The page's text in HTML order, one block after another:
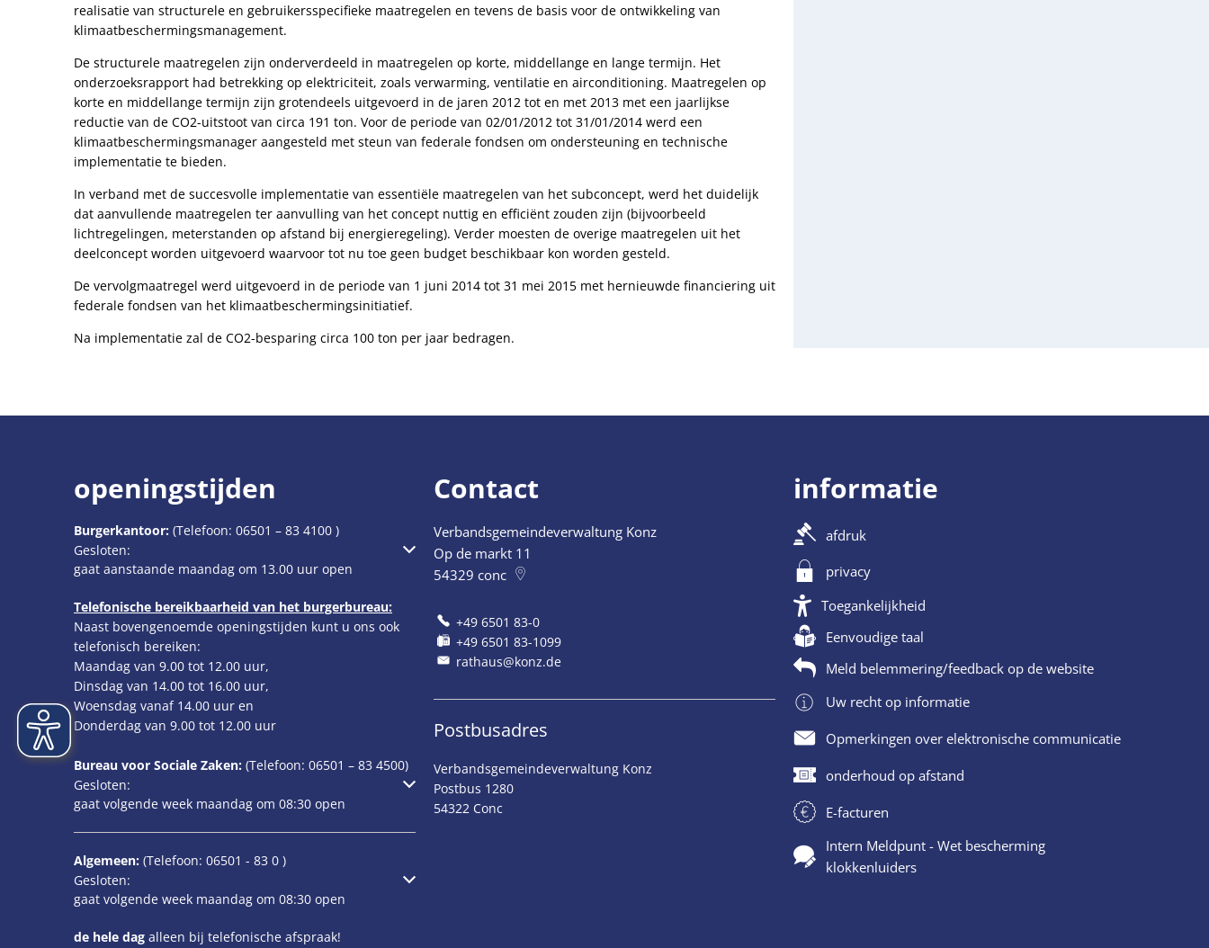
realisatie van structurele en gebruikersspecifieke maatregelen en tevens de basis voor de ontwikkeling van
klimaatbeschermingsmanagement.
De structurele maatregelen zijn onderverdeeld in maatregelen op korte, middellange en lange termijn. Het
onderzoeksrapport had betrekking op elektriciteit, zoals verwarming, ventilatie en airconditioning. Maatregelen op
korte en middellange termijn zijn grotendeels uitgevoerd in de jaren 2012 tot en met 2013 met een jaarlijkse
reductie van de CO2-uitstoot van circa 191 ton. Voor de periode van 02/01/2012 tot 31/01/2014 werd een
klimaatbeschermingsmanager aangesteld met steun van federale fondsen om ondersteuning en technische
implementatie te bieden.
In verband met de succesvolle implementatie van essentiële maatregelen van het subconcept, werd het duidelijk
dat aanvullende maatregelen ter aanvulling van het concept nuttig en efficiënt zouden zijn (bijvoorbeeld
lichtregelingen, meterstanden op afstand bij energieregeling). Verder moesten de overige maatregelen uit het
deelconcept worden uitgevoerd waarvoor tot nu toe geen budget beschikbaar kon worden gesteld.
De vervolgmaatregel werd uitgevoerd in de periode van 1 juni 2014 tot 31 mei 2015 met hernieuwde financiering uit
federale fondsen van het klimaatbeschermingsinitiatief.
Na implementatie zal de CO2-besparing circa 100 ton per jaar bedragen.
openingstijden
Burgerkantoor: (Telefoon: 06501 – 83 4100 )
Klik om extra openings- of sluitingstijden te verbergen
Gesloten:
gaat aanstaande maandag om 13.00 uur open
Telefonische bereikbaarheid van het burgerbureau:
Naast bovengenoemde openingstijden kunt u ons ook
telefonisch bereiken:
Maandag van 9.00 tot 12.00 uur,
Dinsdag van 14.00 tot 16.00 uur,
Woensdag vanaf 14.00 uur en
Donderdag van 9.00 tot 12.00 uur
Bureau voor Sociale Zaken: (Telefoon: 06501 – 83 4500)
Klik om extra openings- of sluitingstijden te verbergen
Gesloten:
gaat volgende week maandag om 08:30 open
Algemeen: (Telefoon: 06501 - 83 0 )
Klik om extra openings- of sluitingstijden te verbergen
Gesloten:
gaat volgende week maandag om 08:30 open
de hele dag alleen bij telefonische afspraak!
Contact
Verbandsgemeindeverwaltung Konz
Op de markt 11
54329 conc
+49 6501 83-0
+49 6501 83-1099
rathaus@konz.de
Postbusadres
Verbandsgemeindeverwaltung Konz
Postbus 1280
54322 Conc
informatie
afdruk
privacy
Toegankelijkheid
Eenvoudige taal
Meld belemmering/feedback op de website
Uw recht op informatie
Opmerkingen over elektronische communicatie
onderhoud op afstand
E-facturen
Intern Meldpunt - Wet bescherming
klokkenluiders